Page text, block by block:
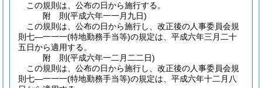
この規則は、公布の日から施行する。
附 則(平成六年一一月九日)
この規則は、公布の日から施行し、改正後の人事委員会規
則七―一一一(特地勤務手当等)の規定は、平成六年三月二十
五日から適用する。
附 則(平成六年一二月二二日)
この規則は、公布の日から施行し、改正後の人事委員会規
則七―一一一(特地勤務手当等)の規定は、平成六年十二月八